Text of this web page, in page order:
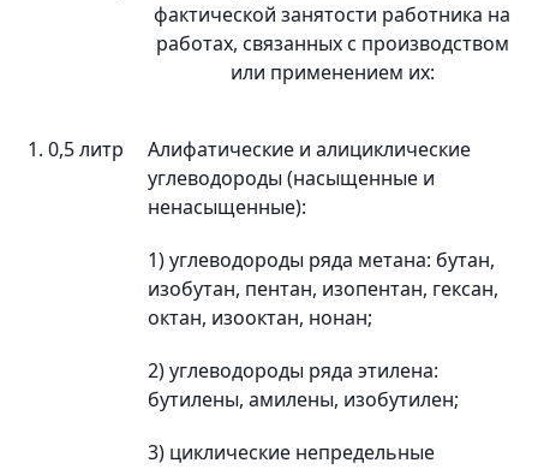
фактической занятости работника на
работах, связанных с производством
или применением их:
1. 0,5 литр
Алифатические и алициклические
углеводороды (насыщенные и
ненасыщенные):
1) углеводороды ряда метана: бутан,
изобутан, пентан, изопентан, гексан,
октан, изооктан, нонан;
2) углеводороды ряда этилена:
бутилены, амилены, изобутилен;
3) циклические непредельные